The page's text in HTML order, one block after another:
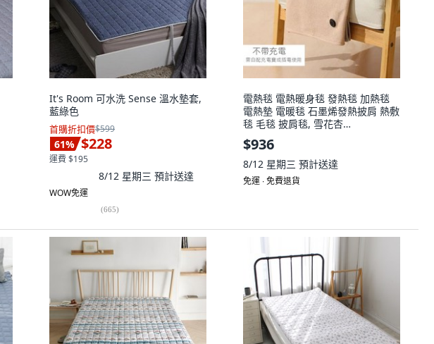
It's Room 可水洗 Sense 溫水墊套,
藍綠色
首購折扣價$599
61% $228
運費 $195
8/12 星期三 預計送達
WOW免運
(665)
電熱毯 電熱暖身毯 發熱毯 加熱毯
電熱墊 電暖毯 石墨烯發熱披肩 熱敷
毯 毛毯 披肩毯, 雪花杏
150X80CM（不帶充電寶）
$936
8/12 星期三 預計送達
免運 ∙ 免費退貨